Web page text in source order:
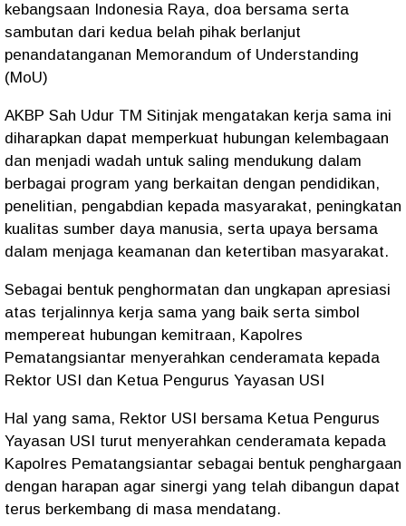
kebangsaan Indonesia Raya, doa bersama serta
sambutan dari kedua belah pihak berlanjut
penandatanganan Memorandum of Understanding
(MoU)
AKBP Sah Udur TM Sitinjak mengatakan kerja sama ini
diharapkan dapat memperkuat hubungan kelembagaan
dan menjadi wadah untuk saling mendukung dalam
berbagai program yang berkaitan dengan pendidikan,
penelitian, pengabdian kepada masyarakat, peningkatan
kualitas sumber daya manusia, serta upaya bersama
dalam menjaga keamanan dan ketertiban masyarakat.
Sebagai bentuk penghormatan dan ungkapan apresiasi
atas terjalinnya kerja sama yang baik serta simbol
mempereat hubungan kemitraan, Kapolres
Pematangsiantar menyerahkan cenderamata kepada
Rektor USI dan Ketua Pengurus Yayasan USI
Hal yang sama, Rektor USI bersama Ketua Pengurus
Yayasan USI turut menyerahkan cenderamata kepada
Kapolres Pematangsiantar sebagai bentuk penghargaan
dengan harapan agar sinergi yang telah dibangun dapat
terus berkembang di masa mendatang.